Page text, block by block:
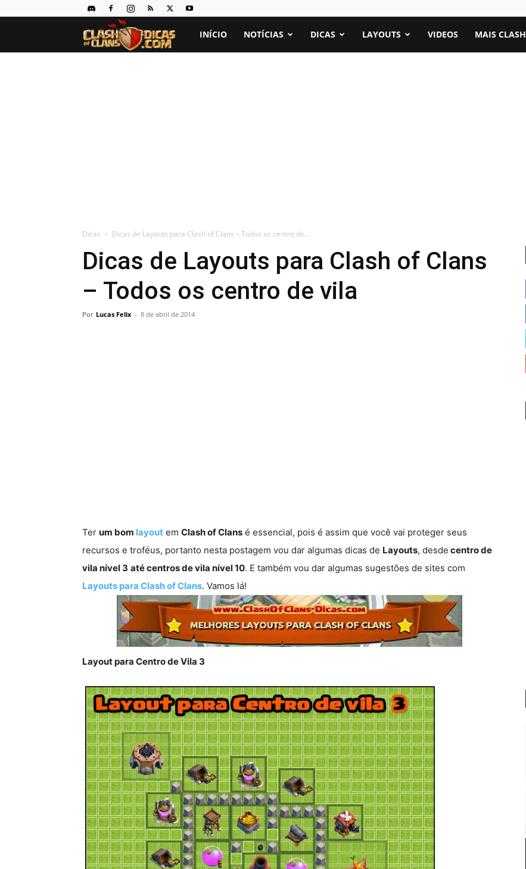
Clash
INÍCIO NOTÍCIAS DICAS LAYOUTS VIDEOS MAIS CLASH
Dicas Dicas de Layouts para Clash of Clans – Todos os centro de...
Dicas de Layouts para Clash of Clans
– Todos os centro de vila
Por Lucas Felix - 8 de abril de 2014
Ter um bom layout em Clash of Clans é essencial, pois é assim que você vai proteger seus
recursos e troféus, portanto nesta postagem vou dar algumas dicas de Layouts, desde centro de
vila nível 3 até centros de vila nível 10. E também vou dar algumas sugestões de sites com
Layouts para Clash of Clans. Vamos lá!
Layout para Centro de Vila 3